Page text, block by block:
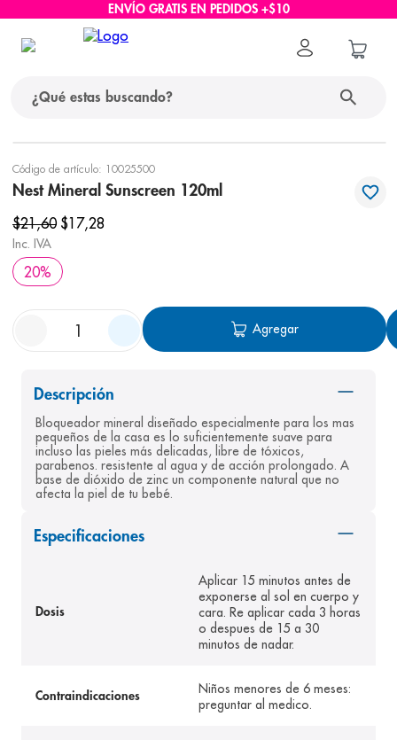
ENVÍO GRATIS EN PEDIDOS +$10
Código de artículo: 10025500
Nest Mineral Sunscreen 120ml
$21,60 $17,28
Inc. IVA
20%
Agregar
Descripción
Bloqueador mineral diseñado especialmente para los mas
pequeños de la casa es lo suficientemente suave para
incluso las pieles más delicadas, libre de tóxicos,
parabenos. resistente al agua y de acción prolongado. A
base de dióxido de zinc un componente natural que no
afecta la piel de tu bebé.
Especificaciones
Dosis
Aplicar 15 minutos antes de
exponerse al sol en cuerpo y
cara. Re aplicar cada 3 horas
o despues de 15 a 30
minutos de nadar.
Contraindicaciones
Niños menores de 6 meses:
preguntar al medico.
1 . protector solar
2. pañales
3. eucerin
nivea
6. shampoo
7 bioderma
8 panolini
9. pediasure
10.prueba embarazo